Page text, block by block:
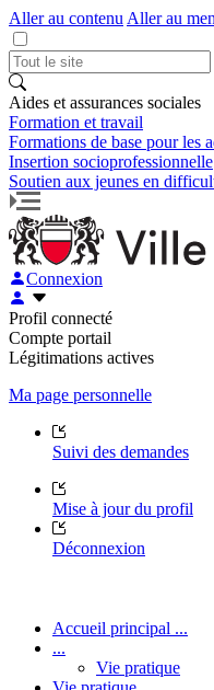
Aller au contenu Aller au
Aides et assurances sociales
Formation et travail
Formations de base pour les
Insertion socioprofessionnelle
Soutien aux jeunes en
Connexion
Profil connecté
Compte portail
Légitimations actives
Ma page personnelle
Suivi des demandes
Mise à jour du profil
Déconnexion
Accueil principal ...
...
Vie pratique